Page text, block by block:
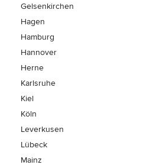
Gelsenkirchen
Hagen
Hamburg
Hannover
Herne
Karlsruhe
Kiel
Köln
Leverkusen
Lübeck
Mainz